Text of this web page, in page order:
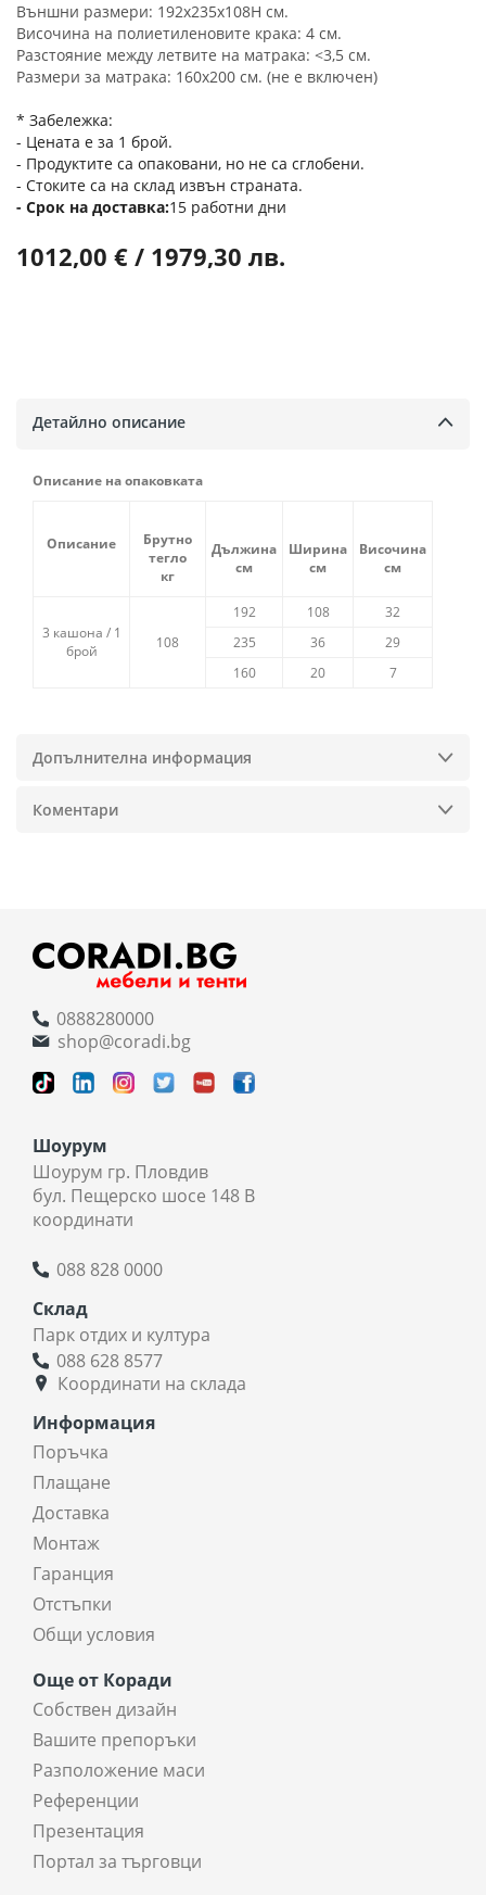
Външни размери: 192x235x108H см.
Височина на полиетиленовите крака: 4 см.
Разстояние между летвите на матрака: <3,5 см.
Размери за матрака: 160x200 см. (не е включен)
* Забележка:
- Цената е за 1 брой.
- Продуктите са опаковани, но не са сглобени.
- Стоките са на склад извън страната.
Срок на доставка 15 работни дни
1012,00 € / 1979,30 лв.
Детайлно описание
Описание на опаковката
Описание
Брутно
тегло
кг
Дължина
см
Ширина
см
Височина
см
3 кашона / 1
брой
108
192 108
32
235
36
29
160
20 7
Допълнителна информация
Коментари
0888280000
shop@coradi.bg
Шоурум
Шоурум гр. Пловдив
бул. Пещерско шосе 148 В
координати
088 828 0000
Склад
Парк отдих и култура
088 628 8577
Координати на склада
Информация
Поръчка
Плащане
Доставка
Монтаж
Гаранция
Отстъпки
Общи условия
Още от Коради
Собствен дизайн
Вашите препоръки
Разположение маси
Референции
Презентация
Портал за търговци